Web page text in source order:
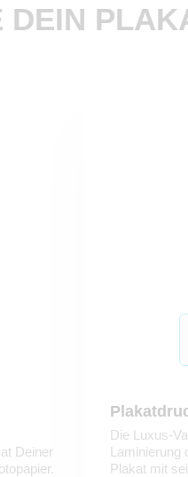
DEIN
Deiner
Die Luxus-
Laminierung
Plakat mit